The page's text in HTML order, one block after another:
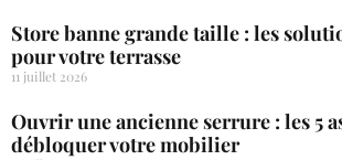
Store banne grande taille : les
pour votre terrasse
11 juillet 2026
Ouvrir une ancienne serrure : les 5
débloquer votre mobilier